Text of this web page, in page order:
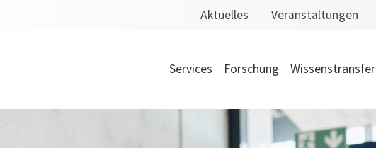
Aktuelles Veranstaltungen
Services Forschung Wissenstransfer